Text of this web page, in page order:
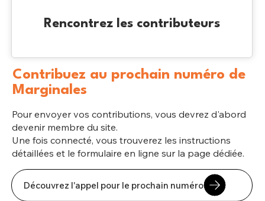
Rencontrez les contributeurs
Contribuez au prochain numéro de
Marginales
Pour envoyer vos contributions, vous devrez d'abord
devenir membre du site.
Une fois connecté, vous trouverez les instructions
détaillées et le formulaire en ligne sur la page dédiée.
Découvrez l'appel pour le prochain numéro